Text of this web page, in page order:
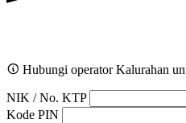
Hubungi operator Kalurahan
NIK / No. KTP
Kode PIN